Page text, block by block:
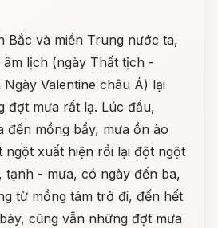
Bắc và miền Trung nước ta,
lịch (ngày Thất tịch -
Valentine châu Á) lại
đợt mưa rất lạ. Lúc đầu,
đến mồng bẩy, mưa ồn ào
ngột xuất hiện rồi lại đột ngột
tạnh - mưa, có ngày đến ba,
từ mồng tám trở đi, đến hết
cũng vẫn những đợt mưa